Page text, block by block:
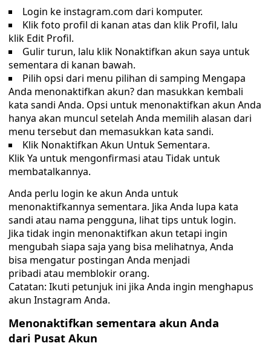
Login ke instagram.com dari komputer.
Klik foto profil di kanan atas dan klik Profil, lalu
klik Edit Profil.
Gulir turun, lalu klik Nonaktifkan akun saya untuk
sementara di kanan bawah.
Pilih opsi dari menu pilihan di samping Mengapa
Anda menonaktifkan akun? dan masukkan kembali
kata sandi Anda. Opsi untuk menonaktifkan akun Anda
hanya akan muncul setelah Anda memilih alasan dari
menu tersebut dan memasukkan kata sandi.
Klik Nonaktifkan Akun Untuk Sementara.
Klik Ya untuk mengonfirmasi atau Tidak untuk
membatalkannya.
Anda perlu login ke akun Anda untuk
menonaktifkannya sementara. Jika Anda lupa kata
sandi atau nama pengguna, lihat tips untuk login.
Jika tidak ingin menonaktifkan akun tetapi ingin
mengubah siapa saja yang bisa melihatnya, Anda
bisa mengatur postingan Anda menjadi
pribadi atau memblokir orang.
Catatan: Ikuti petunjuk ini jika Anda ingin menghapus
akun Instagram Anda.
Menonaktifkan sementara akun Anda
dari Pusat Akun